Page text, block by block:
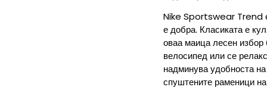
Nike Sportswear Trend е
е добра. Класиката е
оваа маица лесен избор
велосипед или се
надминува удобноста
спуштените раменици